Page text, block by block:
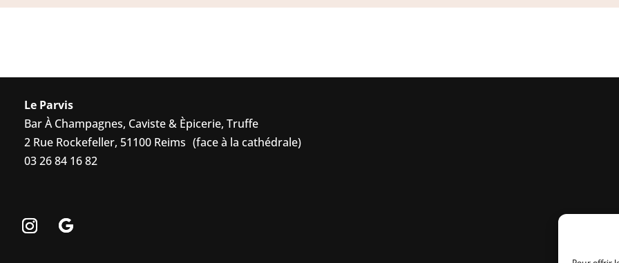
Le Parvis
Bar À Champagnes, Caviste & Èpicerie, Truffe
2 Rue Rockefeller, 51100 Reims (face à la cathédrale)
03 26 84 16 82